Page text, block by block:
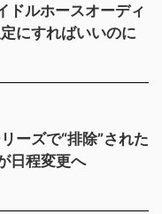
ドルホースオーディ
にすればいいのに
ーズで“排除”された
日程変更へ